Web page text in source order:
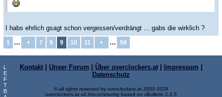
I habs ehrlich gsagt schon vergessen/verdrängt ... gabs die wirklich ?
1 … 7 8 9 10 11 … 59
L
E
F
T
B
Kontakt| Unser Forum Über overclockers.at| Impressum
Datenschutz
© all rights reserved by overclockers.at 2000-2026
overclockers.at v4.thecommunity based on vBulletin 2.2.5